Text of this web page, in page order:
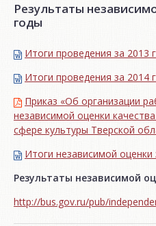
Результаты
годы
Итоги проведения за 2013
Итоги проведения за 2014
Приказ «Об организации
независимой оценки
сфере культуры Тверской
Итоги независимой oценки
Результаты независимой
http://bus.gov.ru/pub/